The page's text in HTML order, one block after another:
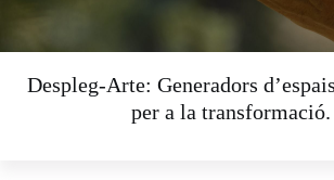
Despleg-Arte: Generadors
per a la transformació.